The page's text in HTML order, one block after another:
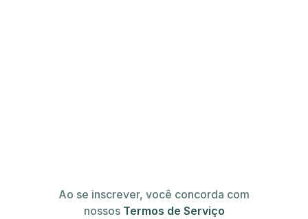
Ao se inscrever, você concorda com
nossos Termos de Serviço